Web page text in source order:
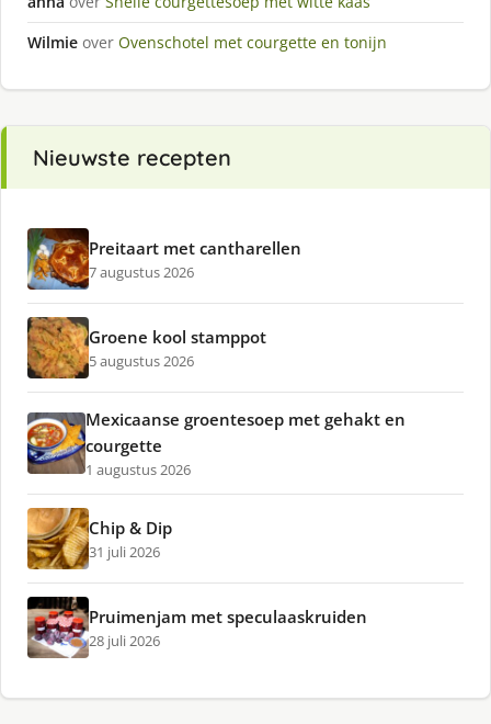
Wilmie over Ovenschotel met courgette en tonijn
Nieuwste recepten
Preitaart met cantharellen
7 augustus 2026
Groene kool stamppot
5 augustus 2026
Mexicaanse groentesoep met gehakt en
courgette
1 augustus 2026
Chip & Dip
31 juli 2026
Pruimenjam met speculaaskruiden
28 juli 2026